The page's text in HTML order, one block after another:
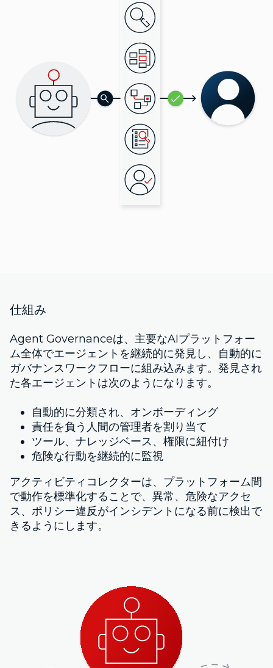
仕組み
Agent Governanceは、主要なAIプラットフォー
ム全体でエージェントを継続的に発見し、自動的に
ガバナンスワークフローに組み込みます。発見され
た各エージェントは次のようになります。
自動的に分類され、オンボーディング
責任を負う人間の管理者を割り当て
ツール、ナレッジベース、権限に紐付け
危険な行動を継続的に監視
アクティビティコレクターは、プラットフォーム間
で動作を標準化することで、異常、危険なアクセ
ス、ポリシー違反がインシデントになる前に検出で
きるようにします。